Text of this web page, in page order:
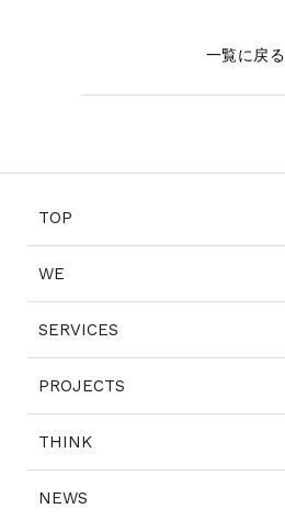
一覧に戻る
TOP
WE
SERVICES
PROJECTS
THINK
NEWS